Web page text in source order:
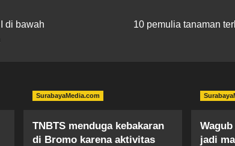
di bawah
10 pemulia tanaman
SurabayaMedia.com
TNBTS menduga kebakaran
di Bromo karena aktivitas
jadi